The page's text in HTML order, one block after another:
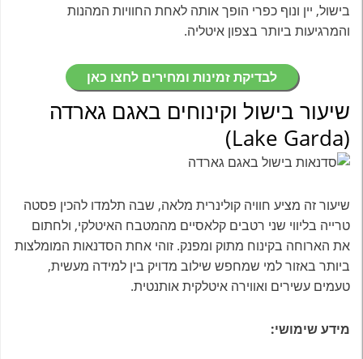
בישול, יין ונוף כפרי הופך אותה לאחת החוויות המהנות
והמרגיעות ביותר בצפון איטליה.
לבדיקת זמינות ומחירים לחצו כאן
שיעור בישול וקינוחים באגם גארדה
(Lake Garda)
שיעור זה מציע חוויה קולינרית מלאה, שבה תלמדו להכין פסטה
טרייה בליווי שני רטבים קלאסיים מהמטבח האיטלקי, ולחתום
את הארוחה בקינוח מתוק ומפנק. זוהי אחת הסדנאות המומלצות
ביותר באזור למי שמחפש שילוב מדויק בין למידה מעשית,
טעמים עשירים ואווירה איטלקית אותנטית.
מידע שימושי: